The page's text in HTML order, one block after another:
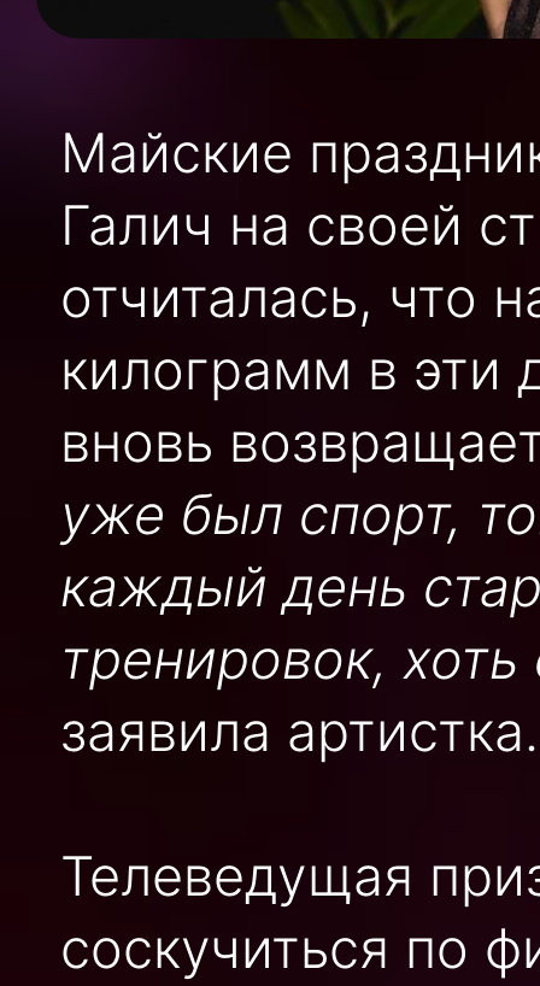
Майские
Галич на своей
отчиталась, что
килограмм в эти
вновь
уже был спорт,
каждый день
тренировок,
заявила артистка.
Телеведущая
соскучиться по